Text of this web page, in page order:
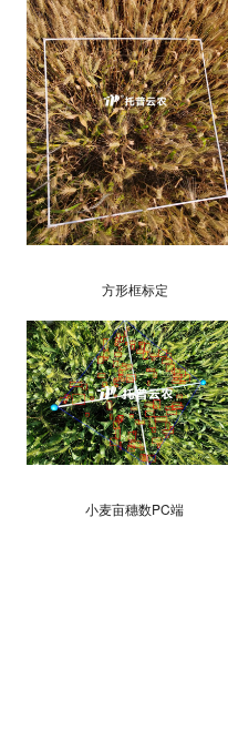
方形框标定
小麦亩穗数PC端